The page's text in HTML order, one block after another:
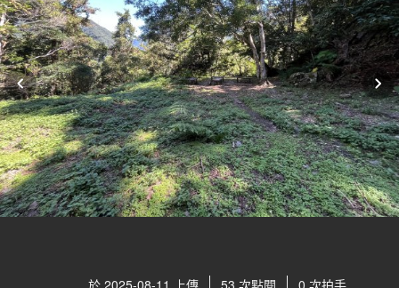
於 2025-08-11 上傳 53 次點閱 0 次拍手